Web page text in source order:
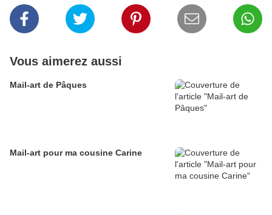
Vous aimerez aussi
Mail-art de Pâques
Mail-art pour ma cousine Carine